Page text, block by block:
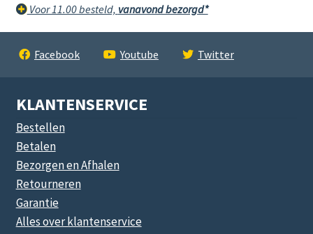
Voor 11.00 besteld, vanavond bezorgd*
Facebook Youtube Twitter
KLANTENSERVICE
Bestellen
Betalen
Bezorgen en Afhalen
Retourneren
Garantie
Alles over klantenservice